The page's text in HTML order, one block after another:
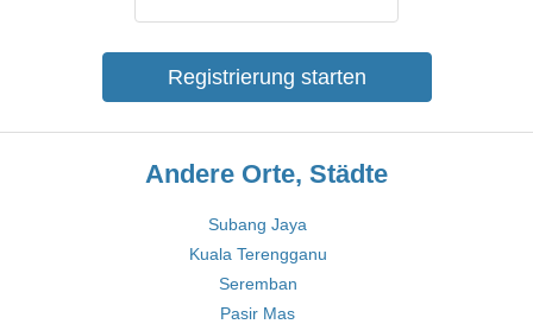
Registrierung starten
Andere Orte, Städte
Subang Jaya
Kuala Terengganu
Seremban
Pasir Mas